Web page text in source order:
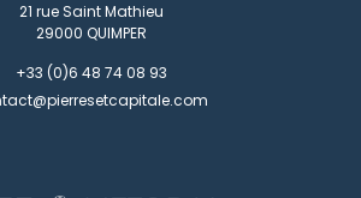
21 rue Saint Mathieu
29000 QUIMPER
+33 (0)6 48 74 08 93